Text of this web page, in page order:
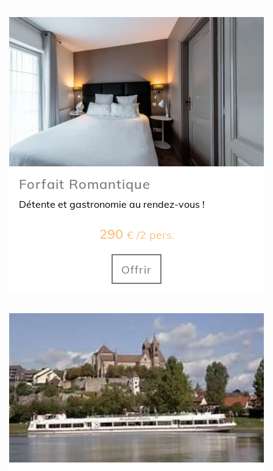
Forfait Romantique
Détente et gastronomie au rendez-vous !
290 € /2 pers.
Offrir